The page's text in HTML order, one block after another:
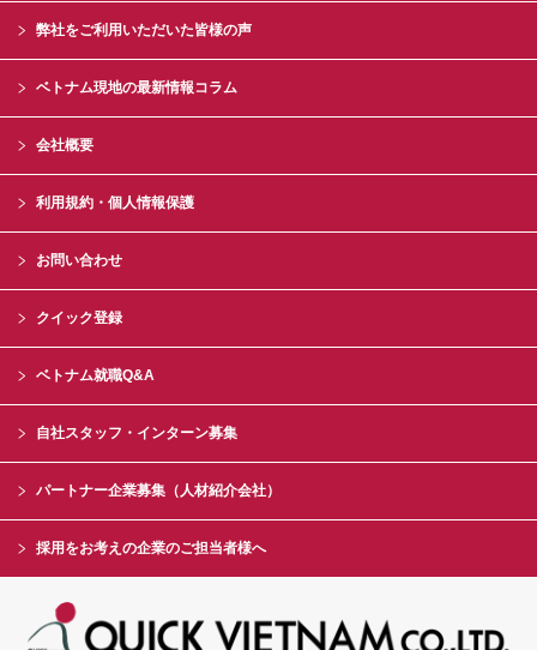
弊社をご利用いただいた皆様の声
ベトナム現地の最新情報コラム
会社概要
利用規約・個人情報保護
お問い合わせ
クイック登録
ベトナム就職Q&A
自社スタッフ・インターン募集
パートナー企業募集（人材紹介会社）
採用をお考えの企業のご担当者様へ